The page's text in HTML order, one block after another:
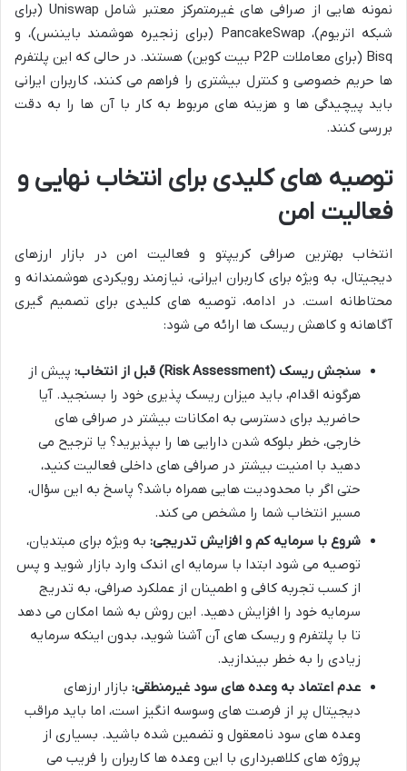
نمونه هایی از صرافی های غیرمتمرکز معتبر شامل Uniswap (برای
شبکه اتریوم)، PancakeSwap (برای زنجیره هوشمند بایننس)، و
Bisq (برای معاملات P2P بیت کوین) هستند. در حالی که این پلتفرم
ها حریم خصوصی و کنترل بیشتری را فراهم می کنند، کاربران ایرانی
باید پیچیدگی ها و هزینه های مربوط به کار با آن ها را به دقت
بررسی کنند.
توصیه های کلیدی برای انتخاب نهایی و
فعالیت امن
انتخاب بهترین صرافی کریپتو و فعالیت امن در بازار ارزهای
دیجیتال، به ویژه برای کاربران ایرانی، نیازمند رویکردی هوشمندانه و
محتاطانه است. در ادامه، توصیه های کلیدی برای تصمیم گیری
آگاهانه و کاهش ریسک ها ارائه می شود:
سنجش ریسک (Risk Assessment) قبل از انتخاب:
پیش از
هرگونه اقدام، باید میزان ریسک پذیری خود را بسنجید. آیا
حاضرید برای دسترسی به امکانات بیشتر در صرافی های
خارجی، خطر بلوکه شدن دارایی ها را بپذیرید؟ یا ترجیح می
دهید با امنیت بیشتر در صرافی های داخلی فعالیت کنید،
حتی اگر با محدودیت هایی همراه باشد؟ پاسخ به این سؤال،
مسیر انتخاب شما را مشخص می کند.
شروع با سرمایه کم و افزایش تدریجی: به ویژه برای مبتدیان،
توصیه می شود ابتدا با سرمایه ای اندک وارد بازار شوید و پس
از کسب تجربه کافی و اطمینان از عملکرد صرافی، به تدریج
سرمایه خود را افزایش دهید. این روش به شما امکان می دهد
تا با پلتفرم و ریسک های آن آشنا شوید، بدون اینکه سرمایه
زیادی را به خطر بیندازید.
عدم اعتماد به وعده های سود غیرمنطقی: بازار ارزهای
دیجیتال پر از فرصت های وسوسه انگیز است، اما باید مراقب
وعده های سود نامعقول و تضمین شده باشید. بسیاری از
پروژه های کلاهبرداری با این وعده ها کاربران را فریب می